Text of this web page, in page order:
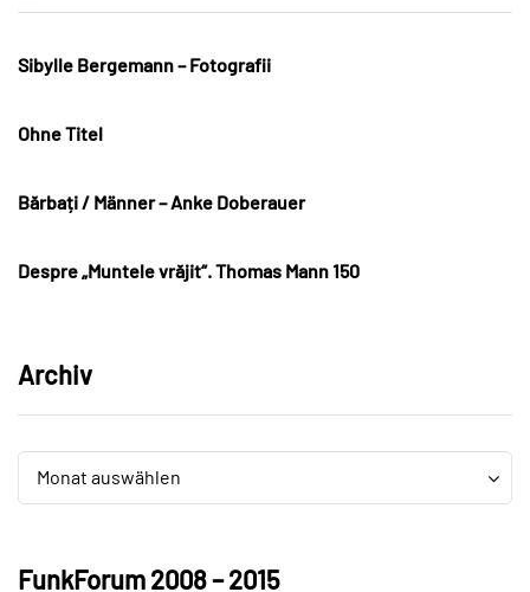
Sibylle Bergemann – Fotografii
Ohne Titel
Bărbați / Männer – Anke Doberauer
Despre „Muntele vrăjit“. Thomas Mann 150
Archiv
Archiv
Monat auswählen
Archiv
FunkForum 2008 – 2015